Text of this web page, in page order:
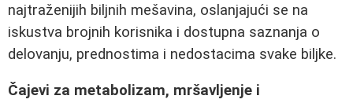
najtraženijih biljnih mešavina, oslanjajući se na
iskustva brojnih korisnika i dostupna saznanja o
delovanju, prednostima i nedostacima svake biljke.
Čajevi za metabolizam, mršavljenje i